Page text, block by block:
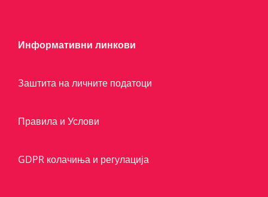
Информативни линкови
Заштита на личните податоци
Правила и Услови
GDPR колачиња и регулација